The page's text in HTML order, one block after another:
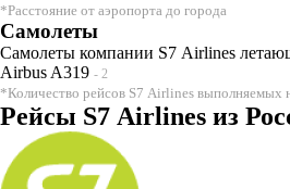
*Расстояние от аэропорта до города
Самолеты
Самолеты компании S7 Airlines
Airbus A319 - 2
*Количество рейсов S7 Airlines выполняемых
Рейсы S7 Airlines из